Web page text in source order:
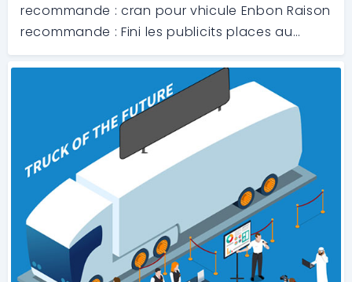
recommande : cran pour vhicule Enbon Raison
recommande : Fini les publicits places au
hasard, notre technologie vous aide avec un
ciblage prcis bas sur lemplacement, le
moment et les caractristiques de laudience.